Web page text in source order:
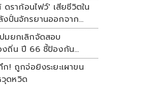
ดราก้อนไฟว์' เสียชีวิตใน
งปั่นจักรยานออกจาก
มยกเลิกจัดสอบ
งถิ่น ปี 66 ชี้ป้องกัน
สียหาย
ก! ถูกจ่อยิงระยะเผาขน
ดหวิด